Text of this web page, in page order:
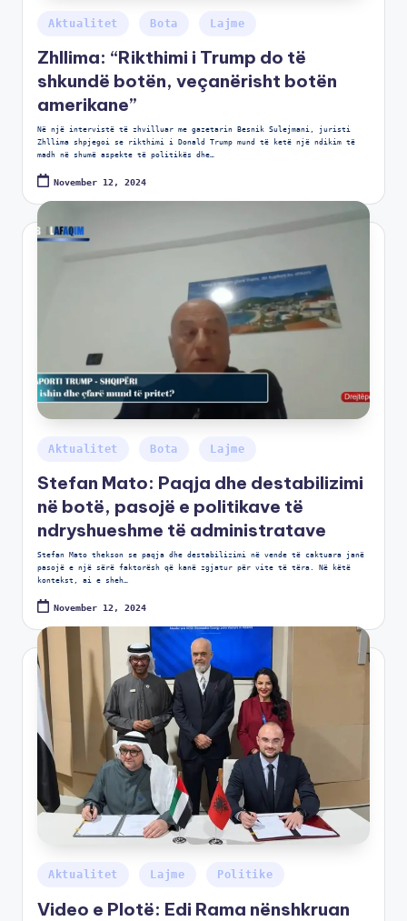
Aktualitet Bota Lajme
Zhllima: “Rikthimi i Trump do të
shkundë botën, veçanërisht botën
amerikane”
Në një intervistë të zhvilluar me gazetarin Besnik Sulejmani, juristi
Zhllima shpjegoi se rikthimi i Donald Trump mund të ketë një ndikim të
madh në shumë aspekte të politikës dhe…
November 12, 2024
Aktualitet Bota Lajme
Stefan Mato: Paqja dhe destabilizimi
në botë, pasojë e politikave të
ndryshueshme të administratave
Stefan Mato thekson se paqja dhe destabilizimi në vende të caktuara janë
pasojë e një sërë faktorësh që kanë zgjatur për vite të tëra. Në këtë
kontekst, ai e sheh…
November 12, 2024
Aktualitet Lajme Politike
Video e Plotë: Edi Rama nënshkruan